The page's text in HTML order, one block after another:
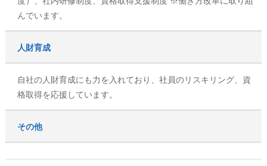
んでいます。
人財育成
自社の人財育成にも力を入れており、社員のリスキリング、資
格取得を応援しています。
その他